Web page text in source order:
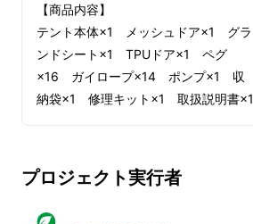
【商品内容】
テント本体×1 メッシュドア×1 グラ
ンドシート×1 TPUドア×1 ペグ
×16 ガイロープ×14 ポンプ×1 収
納袋×1 修理キット×1 取扱説明書×1
製造工程上の都合等により出荷時期が
遅れる場合があります。
プロジェクト実行者